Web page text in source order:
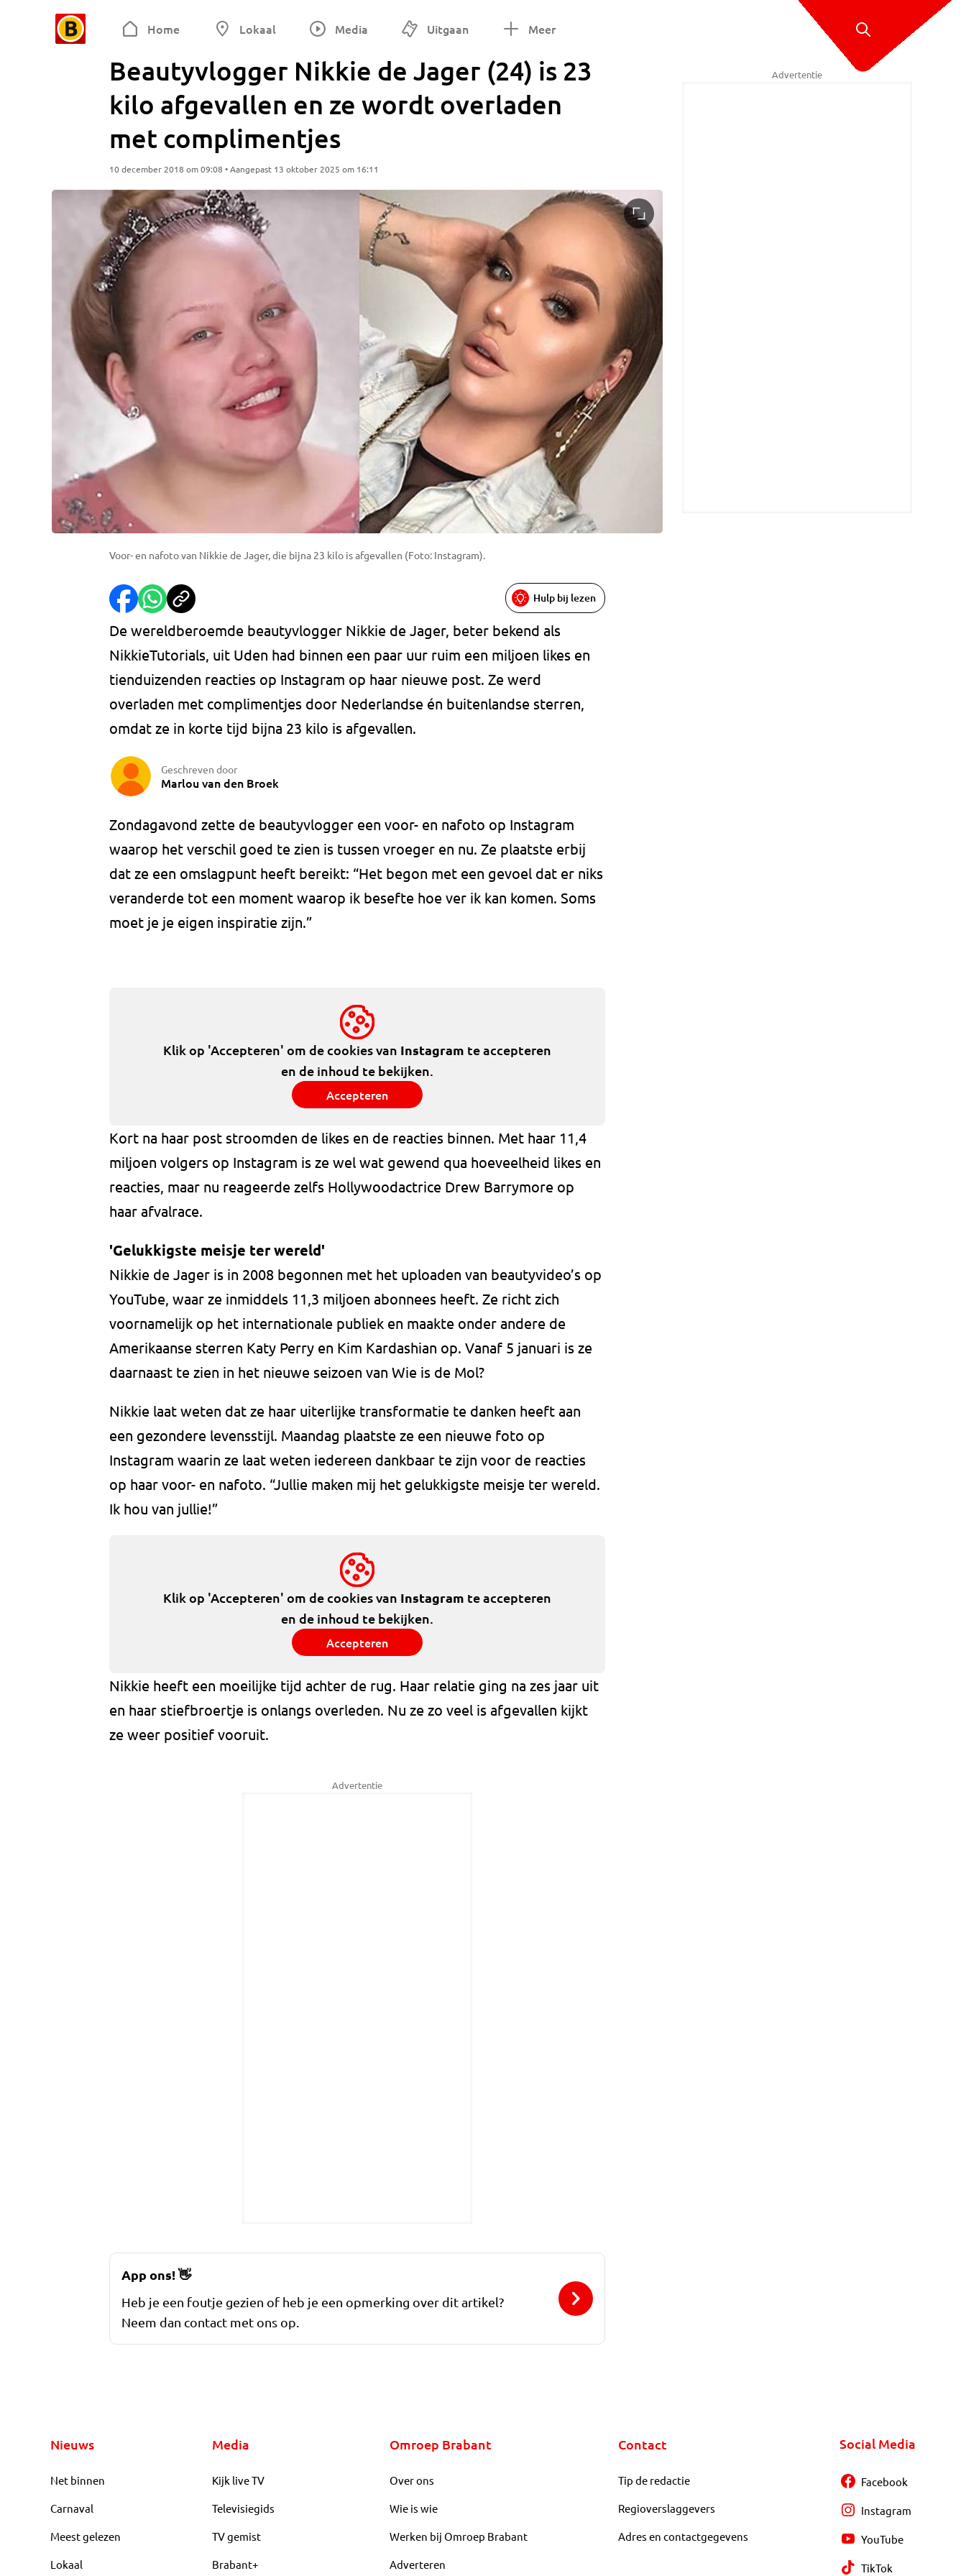
Home Lokaal Media Uitgaan Meer
Beautyvlogger Nikkie de Jager (24) is 23
kilo afgevallen en ze wordt overladen
met complimentjes
10 december 2018 om 09:08 • Aangepast 13 oktober 2025 om 16:11
Voor- en nafoto van Nikkie de Jager, die bijna 23 kilo is afgevallen (Foto: Instagram).
Hulp bij lezen
De wereldberoemde beautyvlogger Nikkie de Jager, beter bekend als
NikkieTutorials, uit Uden had binnen een paar uur ruim een miljoen likes en
tienduizenden reacties op Instagram op haar nieuwe post. Ze werd
overladen met complimentjes door Nederlandse én buitenlandse sterren,
omdat ze in korte tijd bijna 23 kilo is afgevallen.
Geschreven door
Marlou van den Broek
Zondagavond zette de beautyvlogger een voor- en nafoto op Instagram
waarop het verschil goed te zien is tussen vroeger en nu. Ze plaatste erbij
dat ze een omslagpunt heeft bereikt: “Het begon met een gevoel dat er niks
veranderde tot een moment waarop ik besefte hoe ver ik kan komen. Soms
moet je je eigen inspiratie zijn.”
Klik op 'Accepteren' om de cookies van Instagram te accepteren
en de inhoud te bekijken.
Accepteren
Kort na haar post stroomden de likes en de reacties binnen. Met haar 11,4
miljoen volgers op Instagram is ze wel wat gewend qua hoeveelheid likes en
reacties, maar nu reageerde zelfs Hollywoodactrice Drew Barrymore op
haar afvalrace.
'Gelukkigste meisje ter wereld'
Nikkie de Jager is in 2008 begonnen met het uploaden van beautyvideo’s op
YouTube, waar ze inmiddels 11,3 miljoen abonnees heeft. Ze richt zich
voornamelijk op het internationale publiek en maakte onder andere de
Amerikaanse sterren Katy Perry en Kim Kardashian op. Vanaf 5 januari is ze
daarnaast te zien in het nieuwe seizoen van Wie is de Mol?
Nikkie laat weten dat ze haar uiterlijke transformatie te danken heeft aan
een gezondere levensstijl. Maandag plaatste ze een nieuwe foto op
Instagram waarin ze laat weten iedereen dankbaar te zijn voor de reacties
op haar voor- en nafoto. “Jullie maken mij het gelukkigste meisje ter wereld.
Ik hou van jullie!”
Klik op 'Accepteren' om de cookies van Instagram te accepteren
en de inhoud te bekijken.
Accepteren
Nikkie heeft een moeilijke tijd achter de rug. Haar relatie ging na zes jaar uit
en haar stiefbroertje is onlangs overleden. Nu ze zo veel is afgevallen kijkt
ze weer positief vooruit.
Advertentie
Advertentie
App ons!👋
Heb je een foutje gezien of heb je een opmerking over dit artikel?
Neem dan contact met ons op.
Nieuws
Net binnen
Carnaval
Meest gelezen
Lokaal
Media
Kijk live TV
Televisiegids
TV gemist
Brabant+
Omroep Brabant
Over ons
Wie is wie
Werken bij Omroep Brabant
Adverteren
Contact
Tip de redactie
Regioverslaggevers
Adres en contactgegevens
Social Media
Facebook
Instagram
YouTube
TikTok